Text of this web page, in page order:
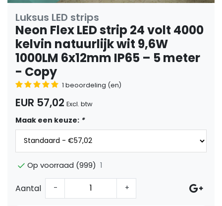
Luksus LED strips
Neon Flex LED strip 24 volt 4000
kelvin natuurlijk wit 9,6W
1000LM 6x12mm IP65 – 5 meter
- Copy
1 beoordeling (en)
EUR 57,02 Excl. btw
Maak een keuze: *
Op voorraad (999) 1
Aantal - +